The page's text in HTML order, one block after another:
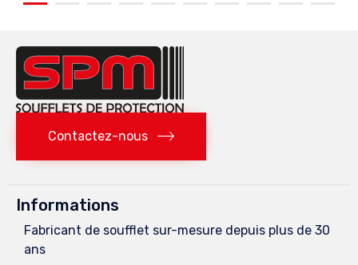
Contactez-nous
Informations
Fabricant de soufflet sur-mesure depuis plus de 30
ans